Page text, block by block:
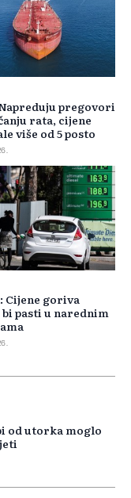
pregovori
rata, cijene
više od 5 posto
Cijene goriva
pasti u narednim
od utorka moglo